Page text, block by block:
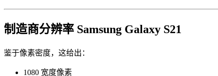
制造商分辨率 Samsung Galaxy S21
鉴于像素密度，这给出：
1080 宽度像素